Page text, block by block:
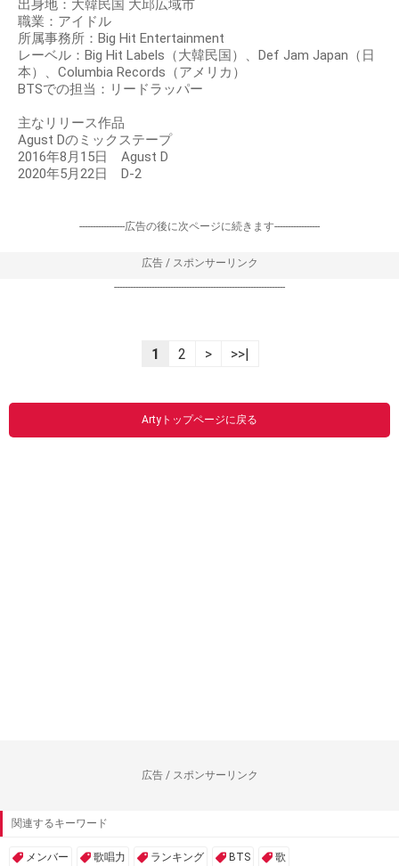
出身地：大韓民国 大邱広域市
職業：アイドル
所属事務所：Big Hit Entertainment
レーベル：Big Hit Labels（大韓民国）、Def Jam Japan（日
本）、Columbia Records（アメリカ）
BTSでの担当：リードラッパー
主なリリース作品
Agust Dのミックステープ
2016年8月15日 Agust D
2020年5月22日 D-2
-----------------広告の後に次ページに続きます-----------------
広告 / スポンサーリンク
----------------------------------------------------------------
1 2 > >>|
Artyトップページに戻る
広告 / スポンサーリンク
関連するキーワード
メンバー 歌唱力 ランキング BTS 歌